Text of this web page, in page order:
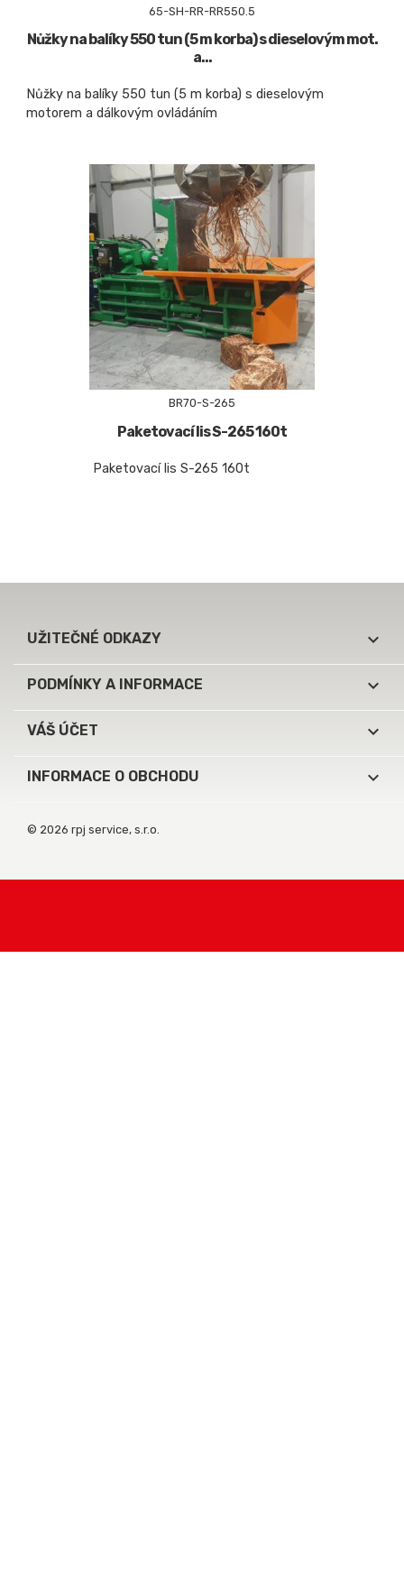
65-SH-RR-RR550.5
Nůžky na balíky 550 tun (5 m korba) s dieselovým mot.
a...
Nůžky na balíky 550 tun (5 m korba) s dieselovým
motorem a dálkovým ovládáním
BR70-S-265
Paketovací lis S-265 160t
Paketovací lis S-265 160t
UŽITEČNÉ ODKAZY 
PODMÍNKY A INFORMACE 
VÁŠ ÚČET 
INFORMACE O OBCHODU keyboard_arrow_down
© 2026 rpj service, s.r.o.